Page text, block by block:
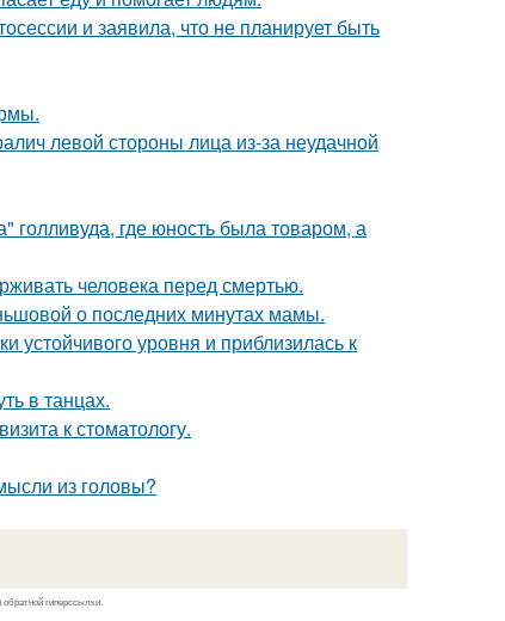
и заявила, что не планирует быть
левой стороны лица из-за неудачной
голливуда, где юность была товаром, а
человека перед смертью.
о последних минутах мамы.
устойчивого уровня и приблизилась к
в танцах.
к стоматологу.
из головы?
гиперссылки.